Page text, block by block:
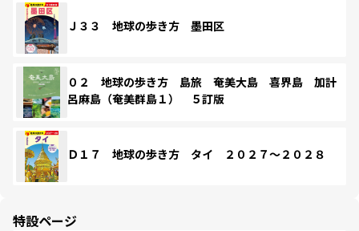
Ｊ３３ 地球の歩き方 墨田区
０２ 地球の歩き方 島旅 奄美大島 喜界島 加計
呂麻島（奄美群島１） ５訂版
Ｄ１７ 地球の歩き方 タイ ２０２７～２０２８
特設ページ